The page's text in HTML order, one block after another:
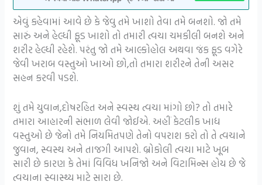
એવું કહેવામાં આવે છે કે જેવુ તમે ખાશો તેવા તમે બનશો. જો તમે
સારું અને હેલ્ધી ફૂડ ખાશો તો તમારી ત્વચા ચમકીલી બનશે અને
શરીર હેલ્ધી રહેશે. પરંતુ જો તમે આલ્કોહોલ અથવા જંક ફૂડ વગેરે
જેવી ખરાબ વસ્તુઓ ખાઓ છો,તો તમારા શરીરને તેની અસર
સહન કરવી પડશે.
શું તમે યુવાન,દોષરહિત અને સ્વસ્થ ત્વચા માંગો છો? તો તમારે
તમારા આહારની સંભાળ લેવી જોઈએ. અહીં કેટલીક ખાદ્ય
વસ્તુઓ છે જેનો તમે નિયમિતપણે તેનો વપરાશ કરો તો તે ત્વચાને
જુવાન, સ્વસ્થ અને તાજગી આપશે. બ્રોકોલી ત્વચા માટે ખૂબ
સારી છે કારણ કે તેમાં વિવિધ ખનિજો અને વિટામિન્સ હોય છે જે
ત્વચાના સ્વાસ્થ્ય માટે સારા છે.